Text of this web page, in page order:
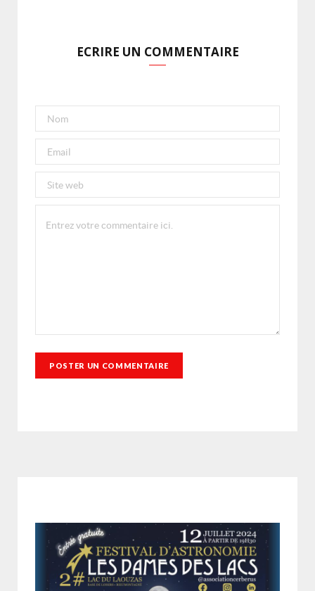
ECRIRE UN COMMENTAIRE